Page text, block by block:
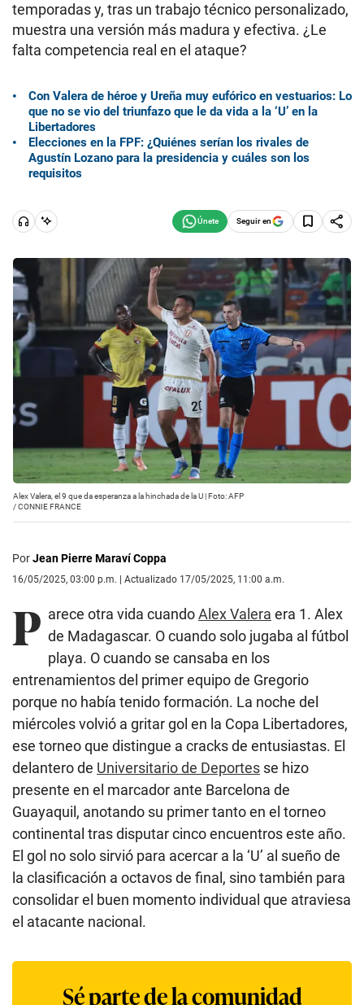
temporadas y, tras un trabajo técnico personalizado,
muestra una versión más madura y efectiva. ¿Le
falta competencia real en el ataque?
Con Valera de héroe y Ureña muy eufórico en vestuarios: Lo
que no se vio del triunfazo que le da vida a la ‘U’ en la
Libertadores
Elecciones en la FPF: ¿Quiénes serían los rivales de
Agustín Lozano para la presidencia y cuáles son los
requisitos
Seguir en
Alex Valera, el 9 que da esperanza a la hinchada de la U | Foto: AFP
/CONNIE FRANCE
PorJean Pierre Maraví Coppa
16/05/2025, 03:00 p.m. | Actualizado 17/05/2025, 11:00 a.m.
P arece otra vida cuandoAlex Valera era 1. Alex
de Madagascar. O cuando solo jugaba al fútbol
playa. O cuando se cansaba en los
entrenamientos del primer equipo de Gregorio
porque no había tenido formación. La noche del
miércoles volvió a gritar gol en la Copa Libertadores,
ese torneo que distingue a cracks de entusiastas. El
delantero de Universitario de Deportes se hizo
presente en el marcador ante Barcelona de
Guayaquil, anotando su primer tanto en el torneo
continental tras disputar cinco encuentros este año.
El gol no solo sirvió para acercar a la ‘U’ al sueño de
la clasificación a octavos de final, sino también para
consolidar el buen momento individual que atraviesa
el atacante nacional.